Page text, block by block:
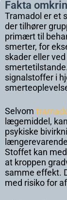
Fakta
Tramadol er et
der tilhører
primært til
smerter, for
skader eller
signalstoffer i
Selvom
lægemiddel,
psykiske
Stoffet kan
at kroppen
samme effekt.
med risiko for